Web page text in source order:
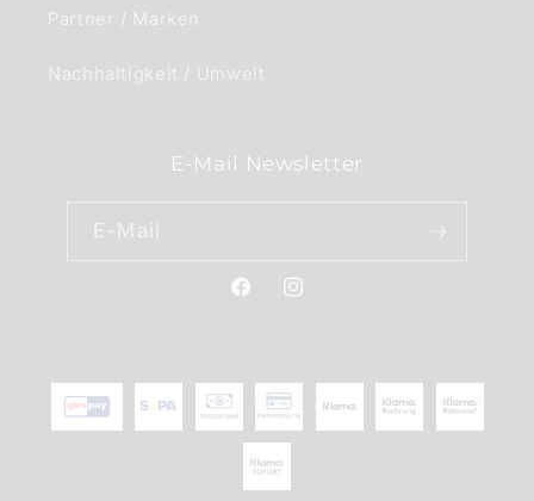
Partner / Marken
Nachhaltigkeit / Umwelt
E-Mail Newsletter
E-Mail
FacebookInstagram
Zahlungsmethoden